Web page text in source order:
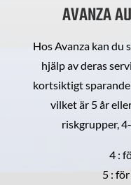
AVANZA
Hos Avanza kan du
hjälp av deras
kortsiktigt
vilket är 5 år
riskgrupper,
4 :
5 :